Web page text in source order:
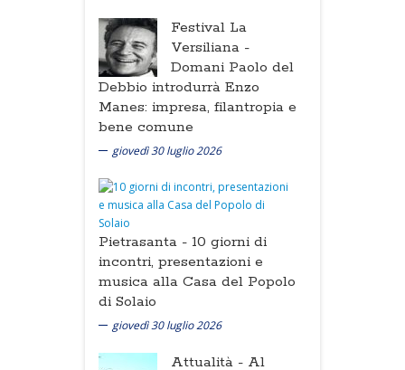
Festival La
Versiliana -
Domani Paolo del
Debbio introdurrà Enzo
Manes: impresa, filantropia e
bene comune
giovedì 30 luglio 2026
Pietrasanta - 10 giorni di
incontri, presentazioni e
musica alla Casa del Popolo
di Solaio
giovedì 30 luglio 2026
Attualità - Al